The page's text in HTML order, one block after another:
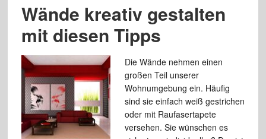
Wände kreativ gestalten
mit diesen Tipps
Die Wände nehmen einen
großen Teil unserer
Wohnumgebung ein. Häufig
sind sie einfach weiß gestrichen
oder mit Raufasertapete
versehen. Sie wünschen es